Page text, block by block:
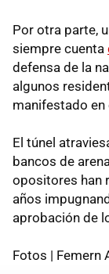
Por otra parte,
siempre cuenta
defensa de la
algunos
manifestado
El túnel
bancos de
opositores han
años
aprobación de
Fotos | Femern